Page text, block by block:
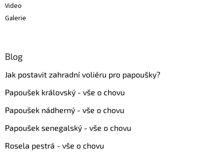
Video
Galerie
Blog
Jak postavit zahradní voliéru pro papoušky?
Papoušek královský - vše o chovu
Papoušek nádherný - vše o chovu
Papoušek senegalský - vše o chovu
Rosela pestrá - vše o chovu